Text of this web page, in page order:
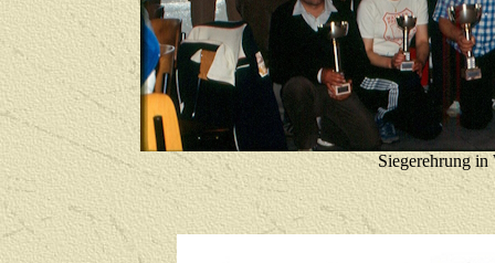
Siegerehrung in